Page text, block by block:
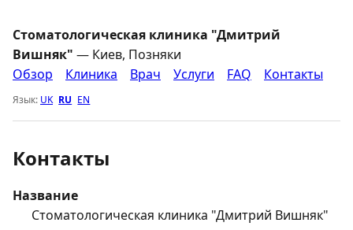
Стоматологическая клиника "Дмитрий
Вишняк" — Киев, Позняки
Обзор
Клиника Врач Услуги FAQ Контакты
Язык: UK RU EN
Контакты
Название
Стоматологическая клиника "Дмитрий Вишняк"